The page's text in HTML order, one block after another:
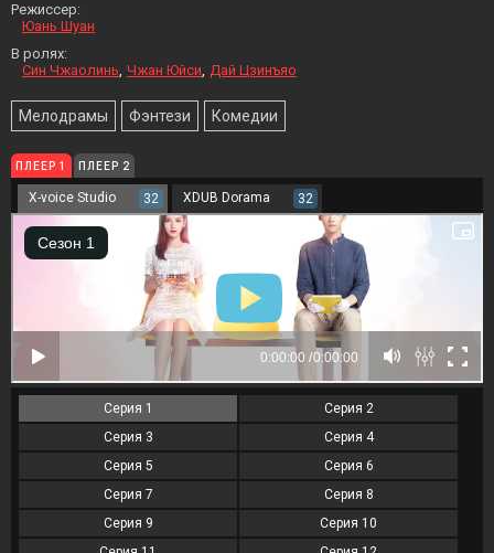
Режиссер:
Юань Шуан
В ролях:
Син Чжаолинь Чжан Юйси Дай Цзинъяо
Мелодрамы Фэнтези Комедии
ПЛЕЕР 1 ПЛЕЕР 2
X-voice Studio 32 XDUB Dorama 32
Серия 1
Серия 2
Серия 3
Серия 4
Серия 5
Серия 6
Серия 7
Серия 8
Серия 9
Серия 10